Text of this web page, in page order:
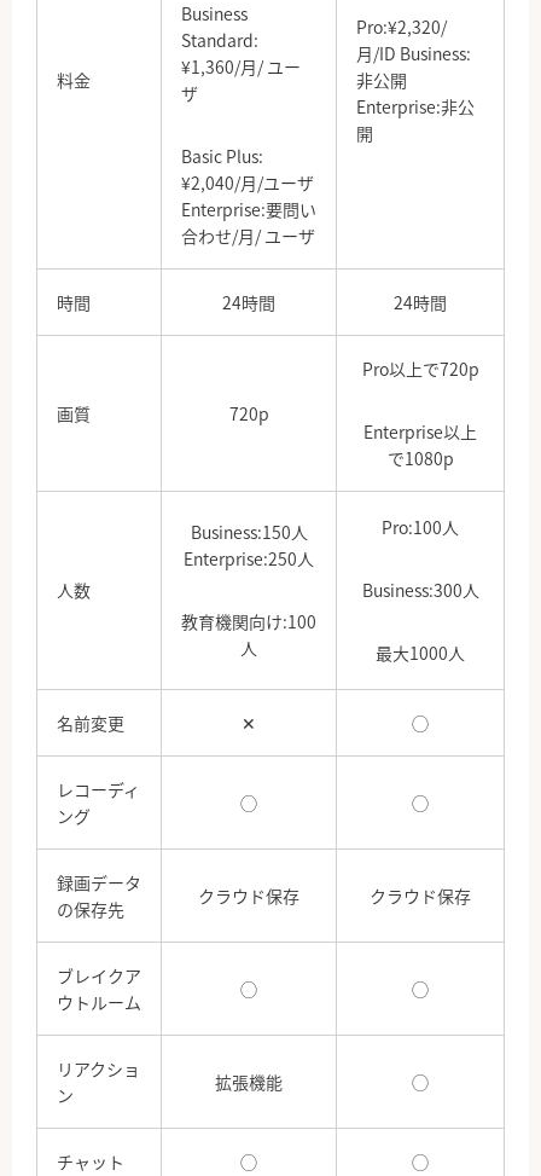
料金
Business
Standard:
¥1,360/月/ ユー
ザ
Basic Plus:
¥2,040/月/ユーザ
Enterprise:要問い
合わせ/月/ ユーザ
Pro:¥2,320/
月/ID Business:
非公開
Enterprise:非公
開
時間 24時間 24時間
画質 720p
Pro以上で720p
Enterprise以上
で1080p
人数
Business:150人
Enterprise:250人
教育機関向け:100
人
Pro:100人
Business:300人
最大1000人
名前変更 ✕ ◯
レコーディ
ング
◯ ◯
録画データ
の保存先
クラウド保存 クラウド保存
ブレイクア
ウトルーム
◯ ◯
リアクショ
ン
拡張機能 ◯
チャット ◯ ◯